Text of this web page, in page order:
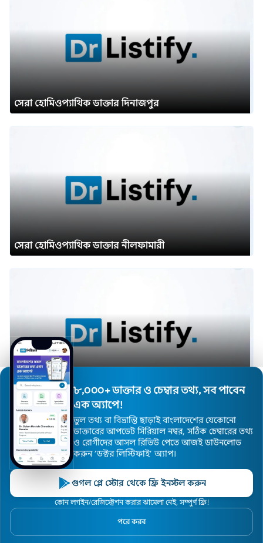
সেরা হোমিওপ্যাথিক ডাক্তার দিনাজপুর
সেরা হোমিওপ্যাথিক ডাক্তার নীলফামারী
সেরা শিশু নিউরোলজিস্ট নীলফামারী
৮,০০০+ ডাক্তার ও চেম্বার তথ্য, সব পাবেন
এক অ্যাপে!
ভুল তথ্য বা বিভ্রান্তি ছাড়াই বাংলাদেশের যেকোনো
ডাক্তারের আপডেট সিরিয়াল নম্বর, সঠিক চেম্বারের তথ্য
ও রোগীদের আসল রিভিউ পেতে আজই ডাউনলোড
করুন ’ডক্টর লিস্টিফাই’ অ্যাপ।
গুগল প্লে স্টোর থেকে ফ্রি ইনস্টল করুন
কোন লগইন/রেজিস্ট্রেশন করার ঝামেলা নেই, সম্পুর্ণ ফ্রি!
পরে করব